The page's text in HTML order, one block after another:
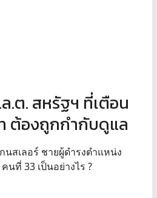
.ต. สหรัฐฯ ที่เตือน
ต้องถูกกำกับดูแล
นสเลอร์ ชายผู้ดำรงตำแหน่ง
นที่ 33 เป็นอย่างไร ?